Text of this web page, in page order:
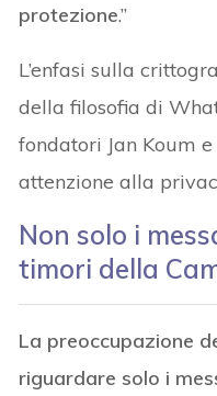
protezione.”
L’enfasi sulla
della filosofia di
fondatori Jan Koum
attenzione alla
Non solo i
timori della
La preoccupazione
riguardare solo i